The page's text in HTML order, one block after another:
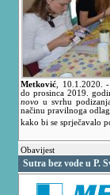
Metković 10.1.2020.
do prosinca 2019.
novo u svrhu
načinu pravilnoga
kako bi se sprječavalo
Obavijest
Sutra bez vode u P.